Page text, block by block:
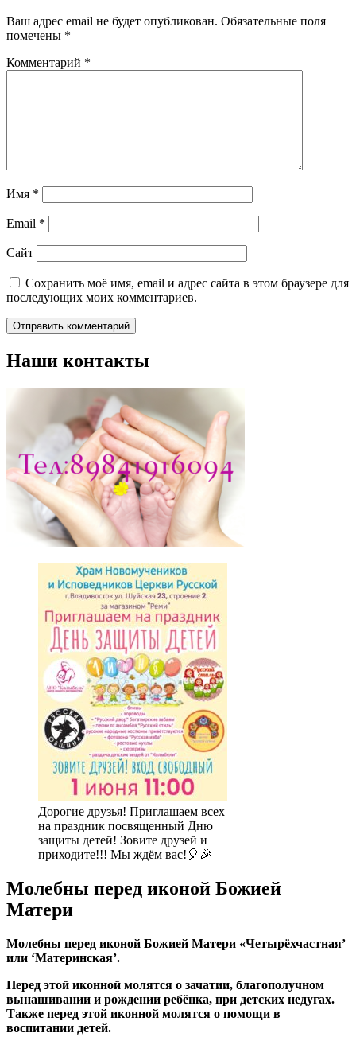
Ваш адрес email не будет опубликован. Обязательные поля
помечены *
Комментарий *
Имя *
Email *
Сайт
Сохранить моё имя, email и адрес сайта в этом браузере для
последующих моих комментариев.
Наши контакты
Дорогие друзья! Приглашаем всех
на праздник посвященный Дню
защиты детей! Зовите друзей и
приходите!!! Мы ждём вас!🎈🎉
Молебны перед иконой Божией
Матери
Молебны перед иконой Божией Матери «Четырёхчастная’
или ‘Материнская’.
Перед этой иконной молятся о зачатии, благополучном
вынашивании и рождении ребёнка, при детских недугах.
Также перед этой иконной молятся о помощи в
воспитании детей.